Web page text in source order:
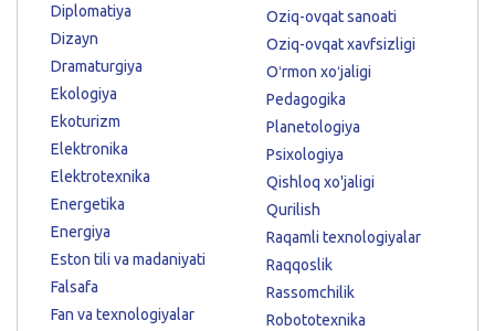
Diplomatiya
Dizayn
Dramaturgiya
Ekologiya
Ekoturizm
Elektronika
Elektrotexnika
Energetika
Energiya
Eston tili va madaniyati
Falsafa
Fan va texnologiyalar
Oziq-ovqat sanoati
Oziq-ovqat xavfsizligi
Oʻrmon xoʻjaligi
Pedagogika
Planetologiya
Psixologiya
Qishloq xo'jaligi
Qurilish
Raqamli texnologiyalar
Raqqoslik
Rassomchilik
Robototexnika